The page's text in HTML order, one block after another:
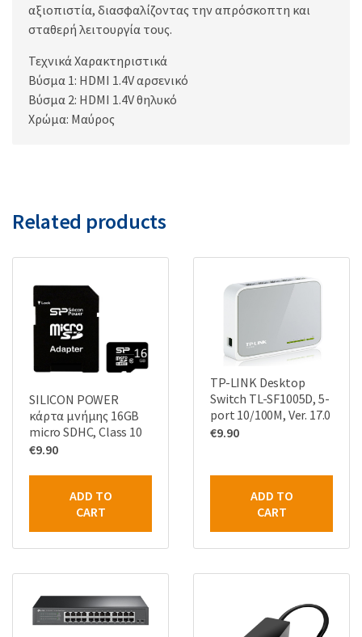
αξιοπιστία, διασφαλίζοντας την απρόσκοπτη και
σταθερή λειτουργία τους.
Τεχνικά Χαρακτηριστικά
Βύσμα 1: HDMI 1.4V αρσενικό
Βύσμα 2: HDMI 1.4V θηλυκό
Χρώμα: Μαύρος
Related products
SILICON POWER
κάρτα μνήμης 16GB
micro SDHC, Class 10
€9.90
ADD TO
CART
TP-LINK Desktop
Switch TL-SF1005D, 5-
port 10/100M, Ver. 17.0
€9.90
ADD TO
CART